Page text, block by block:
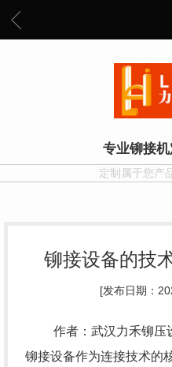
专业铆接
定制属于您产
铆接设备的技
[发布日期：
作者：武汉力禾铆
铆接设备作为连接技术的